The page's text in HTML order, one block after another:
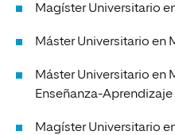
Magíster Universitario
Máster Universitario en
Máster Universitario en
Enseñanza-Aprendizaje
Magíster Universitario